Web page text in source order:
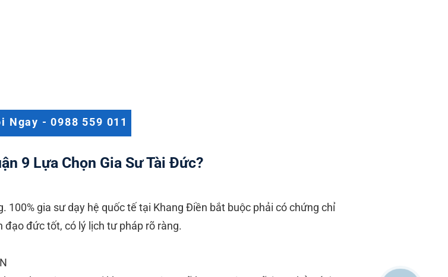
Ngay - 0988 559 011
9 Lựa Chọn Gia Sư Tài Đức?
gia sư dạy hệ quốc tế tại Khang Điền bắt buộc phải có chứng chỉ
đức tốt, có lý lịch tư pháp rõ ràng.